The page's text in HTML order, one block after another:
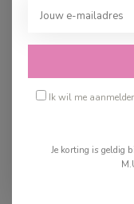
Ik wil me
Je korting is geldig